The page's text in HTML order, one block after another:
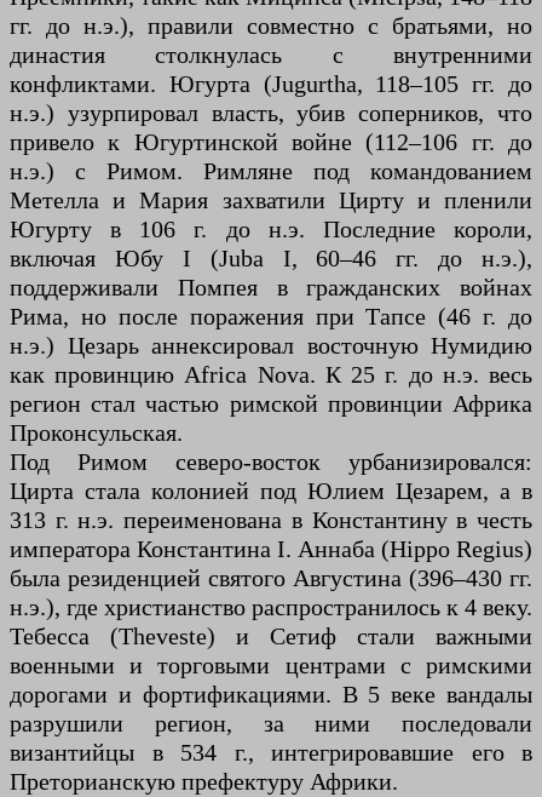
гг. до н.э.), правили совместно с братьями, но
династия столкнулась с внутренними
конфликтами. Югурта (Jugurtha, 118–105 гг. до
н.э.) узурпировал власть, убив соперников, что
привело к Югуртинской войне (112–106 гг. до
н.э.) с Римом. Римляне под командованием
Метелла и Мария захватили Цирту и пленили
Югурту в 106 г. до н.э. Последние короли,
включая Юбу I (Juba I, 60–46 гг. до н.э.),
поддерживали Помпея в гражданских войнах
Рима, но после поражения при Тапсе (46 г. до
н.э.) Цезарь аннексировал восточную Нумидию
как провинцию Africa Nova. К 25 г. до н.э. весь
регион стал частью римской провинции Африка
Проконсульская.
Под Римом северо-восток урбанизировался:
Цирта стала колонией под Юлием Цезарем, а в
313 г. н.э. переименована в Константину в честь
императора Константина I. Аннаба (Hippo Regius)
была резиденцией святого Августина (396–430 гг.
н.э.), где христианство распространилось к 4 веку.
Тебесса (Theveste) и Сетиф стали важными
военными и торговыми центрами с римскими
дорогами и фортификациями. В 5 веке вандалы
разрушили регион, за ними последовали
византийцы в 534 г., интегрировавшие его в
Преторианскую префектуру Африки.